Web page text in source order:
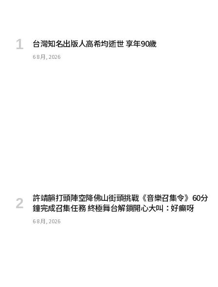
台灣知名出版人高希均逝世 享年90歲
6 8 月, 2026
許靖韻打頭陣空降佛山街頭挑戰《音樂召集令》60分
鐘完成召集任務 終極舞台解鎖開心大叫：好癲呀
6 8 月, 2026